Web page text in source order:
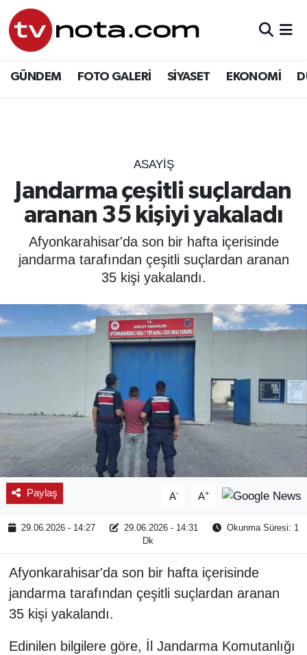
GÜNDEM FOTO GALERİ SİYASET EKONOMİ
ASAYIŞ
Jandarma çeşitli suçlardan
aranan 35 kişiyi yakaladı
Afyonkarahisar'da son bir hafta içerisinde
jandarma tarafından çeşitli suçlardan aranan
35 kişi yakalandı.
Paylaş A- A+
29.06.2026 - 14:27 29.06.2026 - 14:31
Okunma Süresi: 1
Dk
Afyonkarahisar'da son bir hafta içerisinde
jandarma tarafından çeşitli suçlardan aranan
35 kişi yakalandı.
Edinilen bilgilere göre, İl Jandarma Komutanlığı
GÜNDEM
YURT
EĞİTİM
ÖZEL HABER
SPOR
BİLİM - TEKNOLOJİ
KADIN
KÜLTÜR SANAT
Hava Durumu
Son Dakika Haberleri
Haber Arşivi